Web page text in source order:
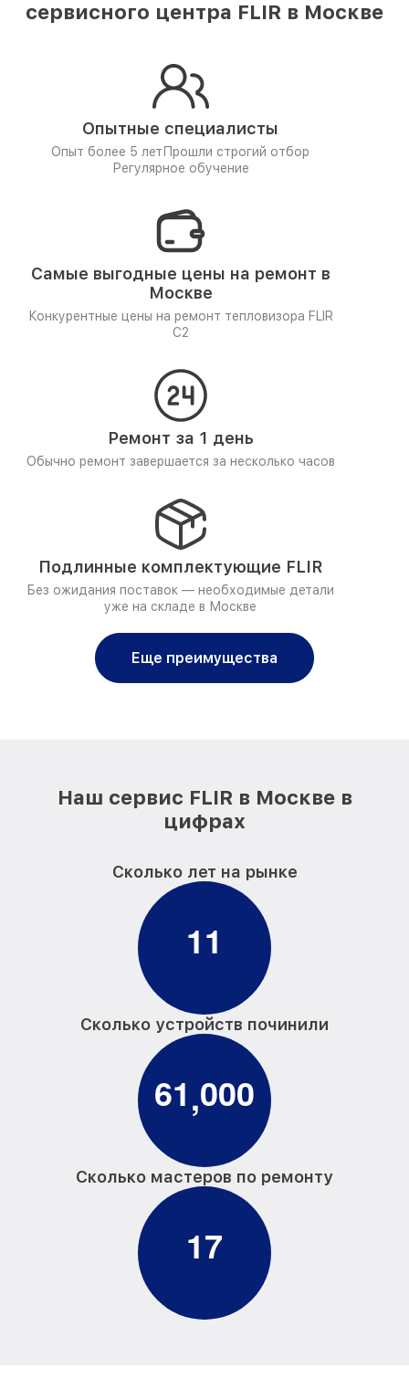
сервисного центра FLIR в Москве
Опытные специалисты
Опыт более 5 лет Прошли строгий отбор
Регулярное обучение
Самые выгодные цены на ремонт в
Москве
Конкурентные цены на ремонт тепловизора FLIR
C2
Ремонт за 1 день
Обычно ремонт завершается за несколько часов
Подлинные комплектующие FLIR
Без ожидания поставок — необходимые детали
уже на складе в Москве
Еще преимущества
Наш сервис FLIR в Москве в
цифрах
Сколько лет на рынке
11
Сколько устройств починили
61,000
Сколько мастеров по ремонту
17